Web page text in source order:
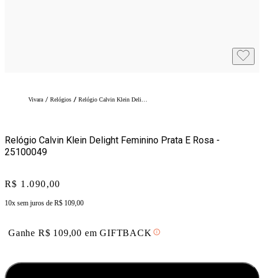
Vivara / Relógios /
Relógio Calvin Klein Delight Feminino Prata E Rosa -
25100049
Price:
R$ 1.090,00
10x sem juros de R$ 109,00
Ganhe R$ 109,00 emGIFTBACK